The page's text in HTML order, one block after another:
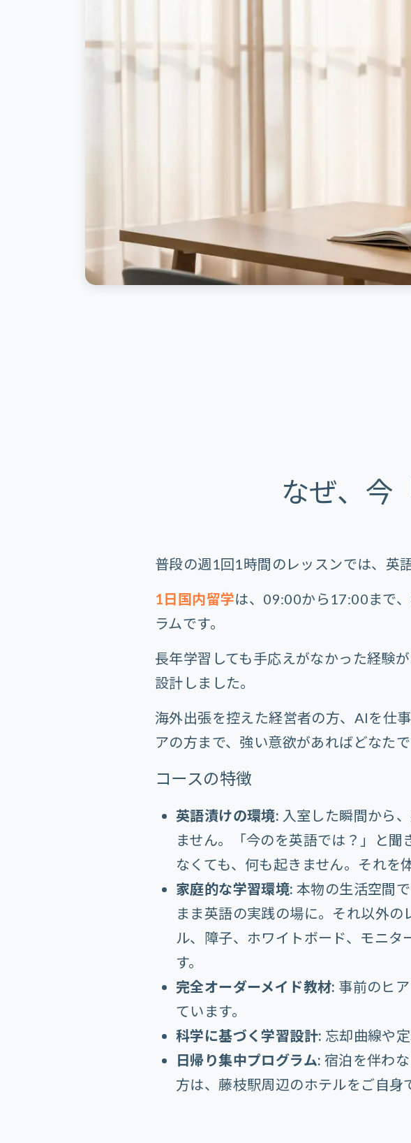
なぜ、今
普段の週1回1時間のレッスンでは、英
1日国内留学は、09:00から17:00まで
ラムです。
長年学習しても手応えがなかった経験
設計しました。
海外出張を控えた経営者の方、AIを仕
アの方まで、強い意欲があればどなたで
コースの特徴
英語漬けの環境: 入室した瞬間から
ません。「今のを英語では？」と
なくても、何も起きません。それを
家庭的な学習環境: 本物の生活空間
まま英語の実践の場に。それ以外
ル、障子、ホワイトボード、モニ
す。
完全オーダーメイド教材: 事前のヒ
ています。
科学に基づく学習設計: 忘却曲線や
日帰り集中プログラム: 宿泊を伴わ
方は、藤枝駅周辺のホテルをご自身